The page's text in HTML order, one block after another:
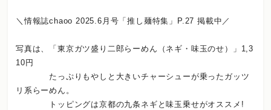
＼情報誌chaoo 2025.6月号「推し麺特集」P.27 掲載中／
写真は、「東京ガツ盛り二郎らーめん（ネギ・味玉のせ）」1,3
10円
たっぷりもやしと大きいチャーシューが乗ったガッツ
リ系らーめん。
トッピングは京都の九条ネギと味玉乗せがオススメ!